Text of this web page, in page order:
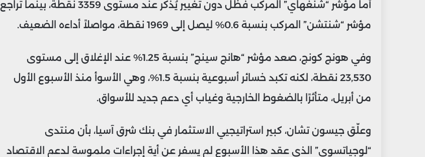
أما مؤشر “شنغهاي” المركب فظل دون تغيير يُذكر عند مستوى 3359 نقطة، بينما تراجع
مؤشر “شنتشن” المركب بنسبة 0.6% ليصل إلى 1969 نقطة، مواصلاً أداءه الضعيف.
وفي هونج كونج، صعد مؤشر “هانج سينج” بنسبة 1.25% عند الإغلاق إلى مستوى
23,530 نقطة، لكنه تكبد خسائر أسبوعية بنسبة 1.5%، وهي الأسوأ منذ الأسبوع الأول
من أبريل، متأثرًا بالضغوط الخارجية وغياب أي دعم جديد للأسواق.
وعلّق جيسون تشان، كبير استراتيجيي الاستثمار في بنك شرق آسيا، بأن منتدى
“لوجياتسوي” الذي عقد هذا الأسبوع لم يسفر عن أية إجراءات ملموسة لدعم الاقتصاد